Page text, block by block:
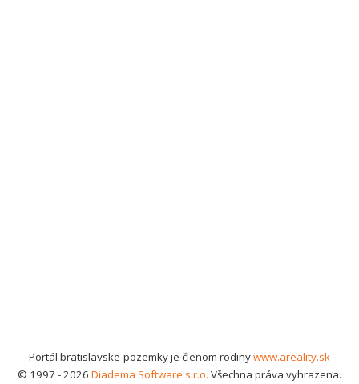
Portál bratislavske-pozemky je členom rodinywww.areality.sk
© 1997 - 2026 Diadema Software s.r.o. Všechna práva vyhrazena.